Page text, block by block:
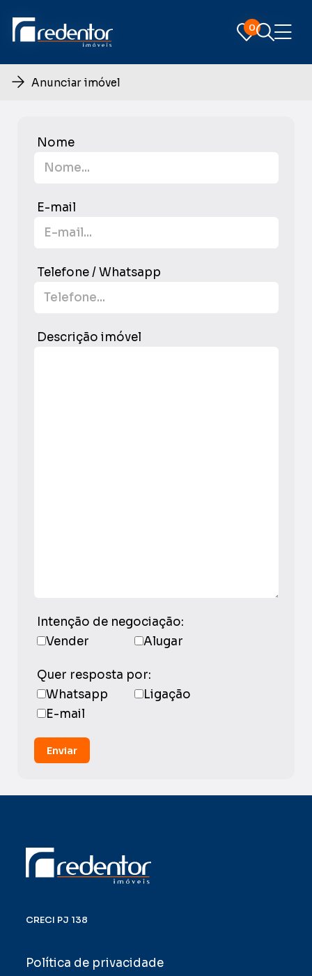
0
0
Anunciar imóvel
Nome
E-mail
Telefone / Whatsapp
Descrição imóvel
Intenção de negociação:
Vender
Alugar
Quer resposta por:
Whatsapp
Ligação
E-mail
Enviar
CRECI PJ 138
Política de privacidade